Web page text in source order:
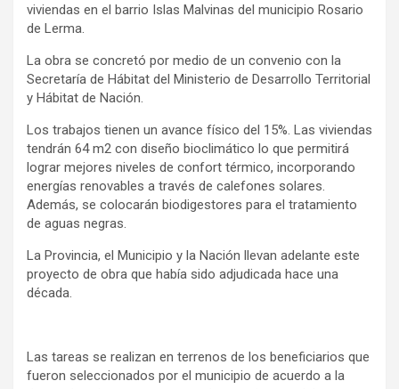
viviendas en el barrio Islas Malvinas del municipio Rosario
de Lerma.
La obra se concretó por medio de un convenio con la
Secretaría de Hábitat del Ministerio de Desarrollo Territorial
y Hábitat de Nación.
Los trabajos tienen un avance físico del 15%. Las viviendas
tendrán 64 m2 con diseño bioclimático lo que permitirá
lograr mejores niveles de confort térmico, incorporando
energías renovables a través de calefones solares.
Además, se colocarán biodigestores para el tratamiento
de aguas negras.
La Provincia, el Municipio y la Nación llevan adelante este
proyecto de obra que había sido adjudicada hace una
década.
Las tareas se realizan en terrenos de los beneficiarios que
fueron seleccionados por el municipio de acuerdo a la